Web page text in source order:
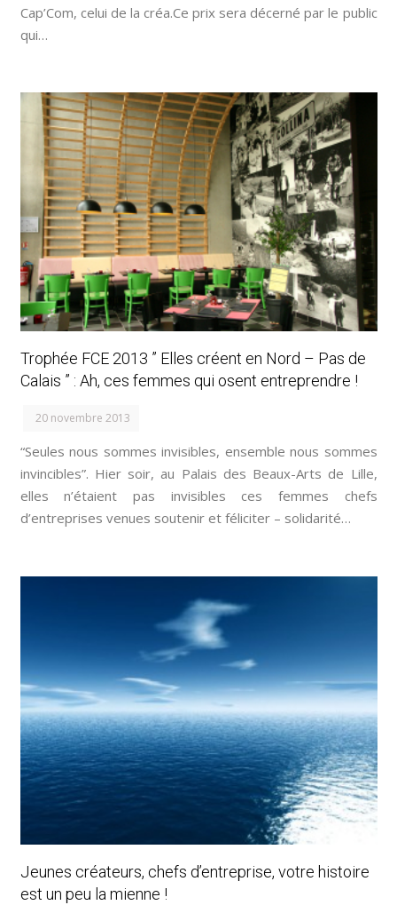
Cap’Com, celui de la créa.Ce prix sera décerné par le public
qui…
Trophée FCE 2013 ” Elles créent en Nord – Pas de
Calais ” : Ah, ces femmes qui osent entreprendre !
20 novembre 2013
“Seules nous sommes invisibles, ensemble nous sommes
invincibles”. Hier soir, au Palais des Beaux-Arts de Lille,
elles n’étaient pas invisibles ces femmes chefs
d’entreprises venues soutenir et féliciter – solidarité…
Jeunes créateurs, chefs d’entreprise, votre histoire
est un peu la mienne !